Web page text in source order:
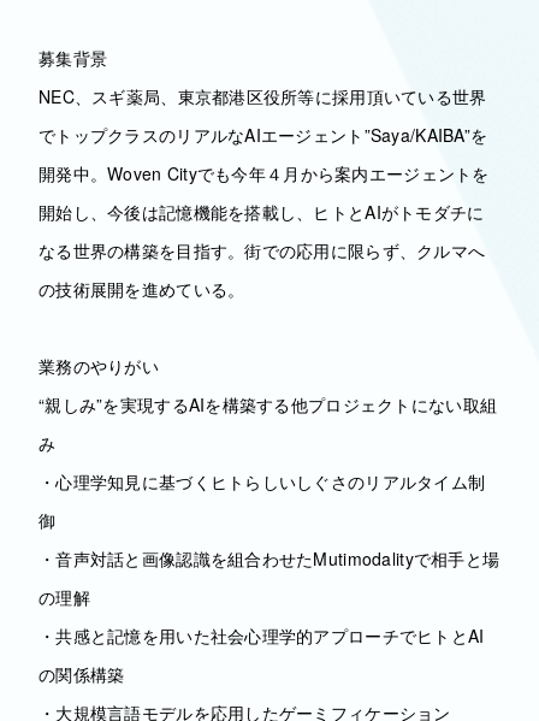
募集背景
NEC、スギ薬局、東京都港区役所等に採用頂いている世界
でトップクラスのリアルなAIエージェント”Saya/KAIBA”を
開発中。Woven Cityでも今年４月から案内エージェントを
開始し、今後は記憶機能を搭載し、ヒトとAIがトモダチに
なる世界の構築を目指す。街での応用に限らず、クルマへ
の技術展開を進めている。
業務のやりがい
“親しみ”を実現するAIを構築する他プロジェクトにない取組
み
・心理学知見に基づくヒトらしいしぐさのリアルタイム制
御
・音声対話と画像認識を組合わせたMutimodalityで相手と場
の理解
・共感と記憶を用いた社会心理学的アプローチでヒトとAI
の関係構築
・大規模言語モデルを応用したゲーミフィケーション